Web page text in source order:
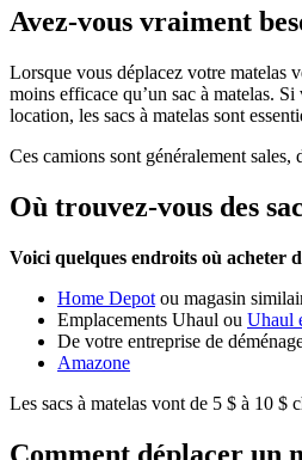
Avez-vous vraiment
Lorsque vous déplacez votre matelas
moins efficace qu’un sac à matelas.
location, les sacs à matelas sont
Ces camions sont généralement sales,
Où trouvez-vous des
Voici quelques endroits où acheter
Home Depot ou magasin
Emplacements Uhaul ou Uhaul
De votre entreprise de
Amazone
Les sacs à matelas vont de 5 $ à 10 $
Comment déplacer un